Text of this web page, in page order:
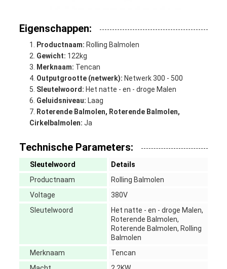
Eigenschappen:
Productnaam: Rolling Balmolen
Gewicht: 122kg
Merknaam: Tencan
Outputgrootte (netwerk): Netwerk 300 - 500
Sleutelwoord: Het natte - en - droge Malen
Geluidsniveau: Laag
Roterende Balmolen, Roterende Balmolen,
Cirkelbalmolen: Ja
Technische Parameters:
Sleutelwoord
Details
Productnaam
Rolling Balmolen
Voltage
380V
Sleutelwoord
Het natte - en - droge Malen,
Roterende Balmolen,
Roterende Balmolen, Rolling
Balmolen
Merknaam
Tencan